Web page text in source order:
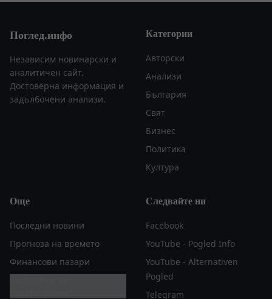
Поглед.инфо
Независим новинарски и
аналитичен сайт.
Достоверна информация и
задълбочени анализи.
Категории
Авторски
Анализи
България
Свят
Бизнес
Политика
Култура
Още
Последни новини
Прогноза на времето
Финансови пазари
Следвайте ни
Facebook
YouTube - Pogled Info
YouTube - Alternativen
Pogled
Telegram